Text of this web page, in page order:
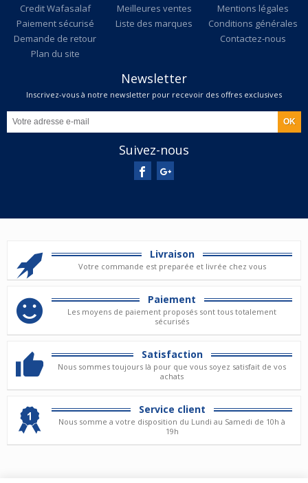
Credit Wafasalaf
Paiement sécurisé
Demande de retour
Plan du site
Meilleures ventes
Liste des marques
Mentions légales
Conditions générales
Contactez-nous
Newsletter
Inscrivez-vous à notre newsletter pour recevoir des offres exclusives
Suivez-nous
Livraison
Votre commande est preparée et livrée chez vous
Paiement
Les moyens de paiement proposés sont tous totalement
sécurisés
Satisfaction
Nous sommes toujours là pour que vous soyez satisfait de vos
achats
Service client
Nous somme a votre disposition du Lundi au Samedi de 10h à
19h